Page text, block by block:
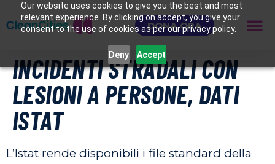
Our website uses cookies to give you the best and most
relevant experience. By clicking on accept, you give your
consent to the use of cookies as per our privacy policy.
Deny Accept
DONA ORA
INCIDENTI STRADALI CON
LESIONI A PERSONE, DATI
ISTAT
L’Istat rende disponibili i file standard della